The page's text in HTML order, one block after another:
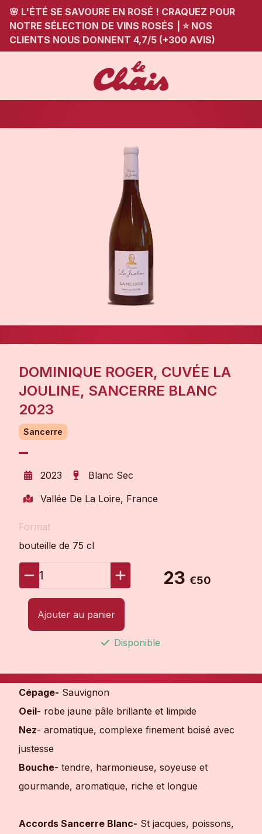
🌸 L'ÉTÉ SE SAVOURE EN ROSÉ ! CRAQUEZ POUR
NOTRE SÉLECTION DE VINS ROSÉS
⭐ NOS
CLIENTS NOUS DONNENT 4,7/5 (+300 AVIS)
DOMINIQUE ROGER, CUVÉE LA
JOULINE, SANCERRE BLANC
2023
Sancerre
2023
Blanc Sec
Vallée De La Loire, France
Format
bouteille de 75 cl
1 23 €50
Ajouter au panier
Disponible
Cépage- Sauvignon
Oeil- robe jaune pâle brillante et limpide
Nez- aromatique, complexe finement boisé avec
justesse
Bouche- tendre, harmonieuse, soyeuse et
gourmande, aromatique, riche et longue
Accords Sancerre Blanc- St jacques, poissons,